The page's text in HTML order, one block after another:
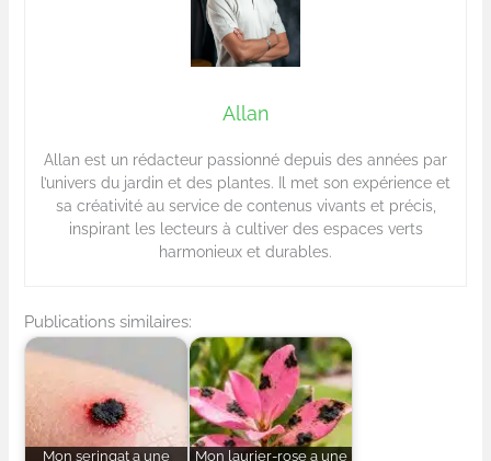
Allan
Allan est un rédacteur passionné depuis des années par
l’univers du jardin et des plantes. Il met son expérience et
sa créativité au service de contenus vivants et précis,
inspirant les lecteurs à cultiver des espaces verts
harmonieux et durables.
Publications similaires:
Mon seringat a une Mon laurier-rose a une